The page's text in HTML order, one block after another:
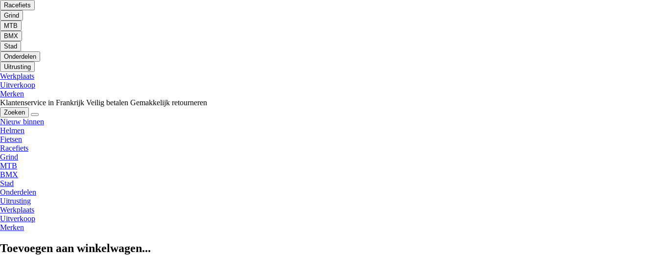
Racefiets
Grind
MTB
BMX
Stad
Onderdelen
Uitrusting
Werkplaats
Uitverkoop
Merken
Klantenservice in Frankrijk Veilig betalen Gemakkelijk retourneren
Zoeken
Nieuw binnen
Helmen
Fietsen
Racefiets
Grind
MTB
BMX
Stad
Onderdelen
Uitrusting
Werkplaats
Uitverkoop
Merken
Toevoegen aan winkelwagen...